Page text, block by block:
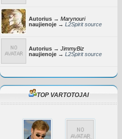
Autorius → Marynouri
naujienoje → L2Spirit source
Autorius → JimmyBiz
naujienoje → L2Spirit source
TOP VARTOTOJAI